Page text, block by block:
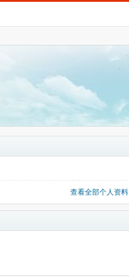
查看全部个人资料